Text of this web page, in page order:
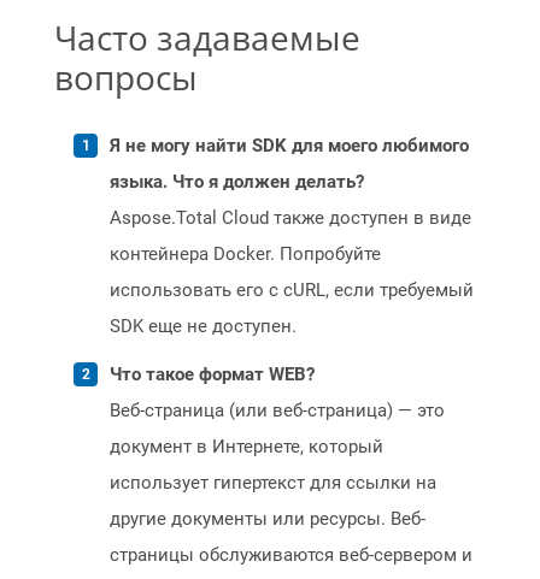
Часто задаваемые
вопросы
Я не могу найти SDK для моего любимого
языка. Что я должен делать?
Aspose.Total Cloud также доступен в виде
контейнера Docker. Попробуйте
использовать его с cURL, если требуемый
SDK еще не доступен.
Что такое формат WEB?
Веб-страница (или веб-страница) — это
документ в Интернете, который
использует гипертекст для ссылки на
другие документы или ресурсы. Веб-
страницы обслуживаются веб-сервером и